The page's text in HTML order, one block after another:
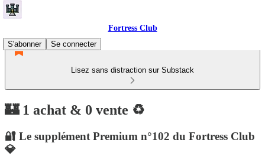
Fortress Club
S'abonner
Se connecter
Lisez sans distraction sur Substack
🏰 1 achat & 0 vente ♻️
🔐 Le supplément Premium n°102 du Fortress Club
💎